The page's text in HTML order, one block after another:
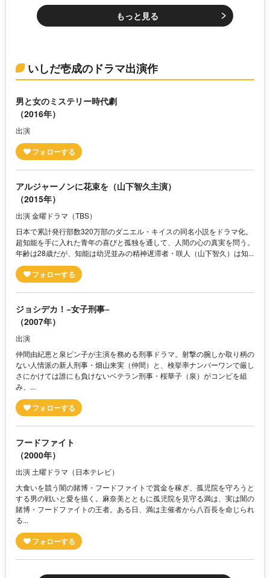
もっと見る
いしだ壱成のドラマ出演作
男と女のミステリー時代劇
（2016年）
出演
アルジャーノンに花束を（山下智久主演）
（2015年）
出演 金曜ドラマ（TBS）
日本で累計発行部数320万部のダニエル・キイスの同名小説をドラマ化。
超知能を手に入れた青年の喜びと孤独を通して、人間の心の真実を問う。
年齢は28歳だが、知能は幼児並みの精神遅滞者・咲人（山下智久）は知...
ジョシデカ！−女子刑事−
（2007年）
出演
仲間由紀恵と泉ピン子が主演を務める刑事ドラマ。射撃の腕しか取り柄の
ない人情派の新人刑事・畑山来実（仲間）と、検挙率ナンバーワンで厳し
さにかけては誰にも負けないベテラン刑事・桜華子（泉）がコンビを組
み、...
フードファイト
（2000年）
出演 土曜ドラマ（日本テレビ）
大食いを競う闇の賭博・フードファイトで賞金を稼ぎ、孤児院を守ろうと
する男の戦いと愛を描く。麻奈美とともに孤児院を見守る満は、実は闇の
賭博・フードファイトの王者。ある日、満は主催者から八百長を命じられ
る...